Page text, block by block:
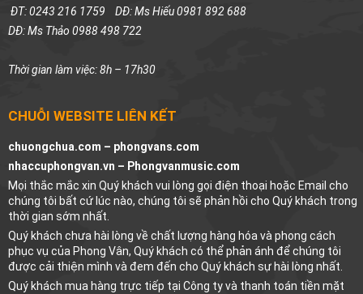
ĐT: 0243 216 1759 DĐ: Ms Hiếu 0981 892 688
DĐ: Ms Thảo 0988 498 722
Thời gian làm việc: 8h – 17h30
CHUỖI WEBSITE LIÊN KẾT
chuongchua.com – phongvans.com
nhaccuphongvan.vn – Phongvanmusic.com
Mọi thắc mắc xin Quý khách vui lòng gọi điện thoại hoặc Email cho
chúng tôi bất cứ lúc nào, chúng tôi sẽ phản hồi cho Quý khách trong
thời gian sớm nhất.
Quý khách chưa hài lòng về chất lượng hàng hóa và phong cách
phục vụ của Phong Vân, Quý khách có thể phản ánh để chúng tôi
được cải thiện mình và đem đến cho Quý khách sự hài lòng nhất.
Quý khách mua hàng trực tiếp tại Công ty và thanh toán tiền mặt